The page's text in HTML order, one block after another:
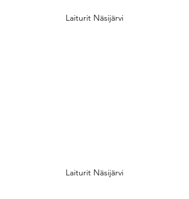
Laiturit Näsijärvi
Laiturit Näsijärvi